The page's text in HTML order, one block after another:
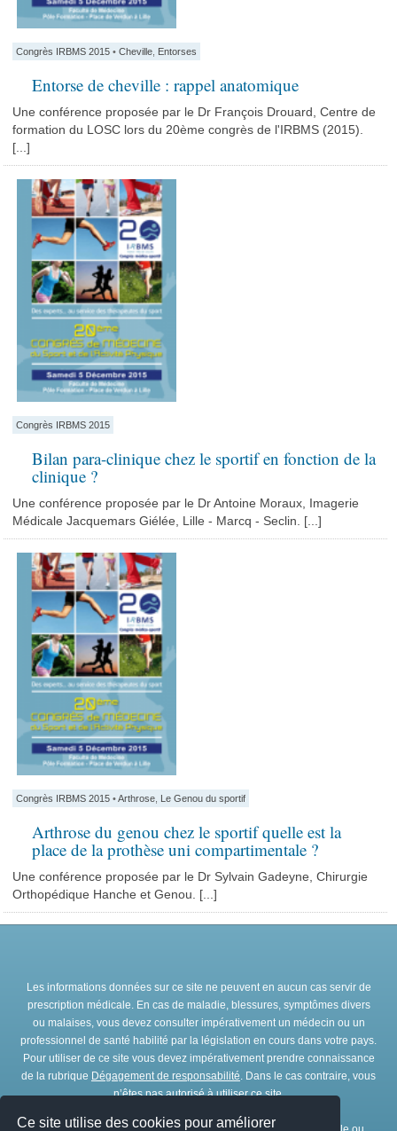
Ce site utilise des cookies pour améliorer
Congrès IRBMS 2015 •Cheville Entorses
Entorse de cheville : rappel anatomique
Une conférence proposée par le Dr François Drouard, Centre de
formation du LOSC lors du 20ème congrès de l'IRBMS (2015).
[...]
Congrès IRBMS 2015
Bilan para-clinique chez le sportif en fonction de la
clinique ?
Une conférence proposée par le Dr Antoine Moraux, Imagerie
Médicale Jacquemars Giélée, Lille - Marcq - Seclin. [...]
Congrès IRBMS 2015 •Arthrose, Le Genou du sportif
Arthrose du genou chez le sportif quelle est la
place de la prothèse uni compartimentale ?
Une conférence proposée par le Dr Sylvain Gadeyne, Chirurgie
Orthopédique Hanche et Genou. [...]
Les informations données sur ce site ne peuvent en aucun cas servir de
prescription médicale. En cas de maladie, blessures, symptômes divers
ou malaises, vous devez consulter impérativement un médecin ou un
professionnel de santé habilité par la législation en cours dans votre pays.
Pour utiliser de ce site vous devez impérativement prendre connaissance
de la rubrique Dégagement de responsabilité. Dans le cas contraire, vous
n’êtes pas autorisé à utiliser ce site.